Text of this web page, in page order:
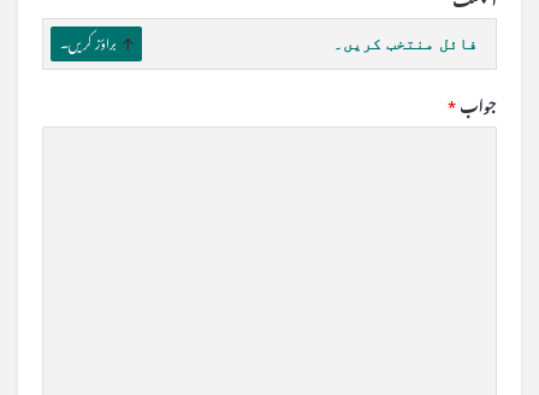
فائل منتخب کریں۔ براؤز کریں۔
جواب *